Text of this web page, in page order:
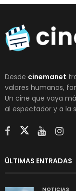
Desde cinemanet
valores humanos,
Un cine que vaya
al espectador y a la
ÚLTIMAS ENTRADAS
NOTICIAS